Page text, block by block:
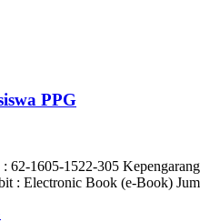
PPG
1605-1522-305
: Electronic Book (e-Book)